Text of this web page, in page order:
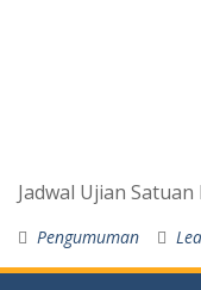
Jadwal Ujian
Pengumuman